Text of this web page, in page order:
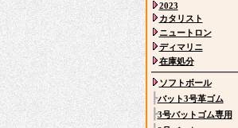
2023
カタリスト
ニュートロン
ディマリニ
在庫処分
ソフトボール
┣バット3号革ゴム
┣3号バットゴム専用